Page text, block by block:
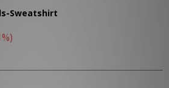
Sweatshirt